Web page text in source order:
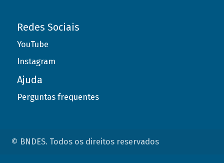
Redes Sociais
YouTube
Instagram
Ajuda
Perguntas frequentes
© BNDES. Todos os direitos reservados